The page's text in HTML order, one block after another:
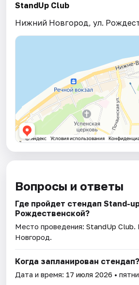
StandUp Club
Нижний Новгород, ул.
Вопросы и ответы
Где пройдет стендап Stand-
Рождественской?
Место проведения:StandUp Club.
Новгород.
Когда запланирован стендап?
Дата и время: 17 июля 2026 •